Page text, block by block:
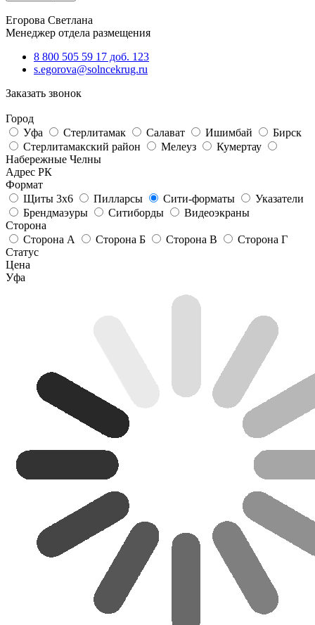
Егорова Светлана
Менеджер отдела размещения
8 800 505 59 17 доб. 123
s.egorova@solncekrug.ru
Заказать звонок
Город
Уфа
Стерлитамак Салават Ишимбай
Бирск
Стерлитамакский район
Мелеуз
Кумертау
Набережные Челны
Адрес РК
Формат
Щиты 3х6
Пилларсы Сити-форматы
Указатели
Брендмаэуры
Ситиборды
Видеоэкраны
Сторона
Сторона А
Сторона Б Сторона В
Сторона Г
Статус
Цена
Уфа